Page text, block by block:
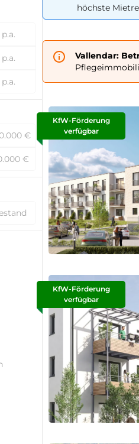
€
€
höchste
Vallendar:
KfW-Förderung
verfügbar
KfW-Förderung
verfügbar